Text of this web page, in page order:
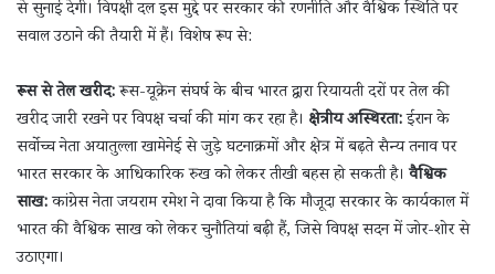
से सुनाई देगी। विपक्षी दल इस मुद्दे पर सरकार की रणनीति और वैश्विक स्थिति पर
सवाल उठाने की तैयारी में हैं। विशेष रूप से:
रूस से तेल खरीद:रूस-यूक्रेन संघर्ष के बीच भारत द्वारा रियायती दरों पर तेल की
खरीद जारी रखने पर विपक्ष चर्चा की मांग कर रहा है। क्षेत्रीय अस्थिरता:ईरान के
सर्वोच्च नेता अयातुल्ला खामेनेई से जुड़े घटनाक्रमों और क्षेत्र में बढ़ते सैन्य तनाव पर
भारत सरकार के आधिकारिक रुख को लेकर तीखी बहस हो सकती है।वैश्विक
साख:कांग्रेस नेता जयराम रमेश ने दावा किया है कि मौजूदा सरकार के कार्यकाल में
भारत की वैश्विक साख को लेकर चुनौतियां बढ़ी हैं, जिसे विपक्ष सदन में जोर-शोर से
उठाएगा।